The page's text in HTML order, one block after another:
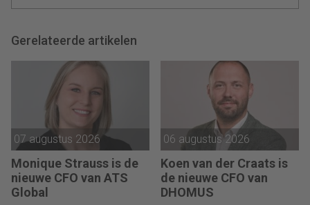
Gerelateerde artikelen
07 augustus 2026
Monique Strauss is de
nieuwe CFO van ATS
Global
06 augustus 2026
Koen van der Craats is
de nieuwe CFO van
DHOMUS